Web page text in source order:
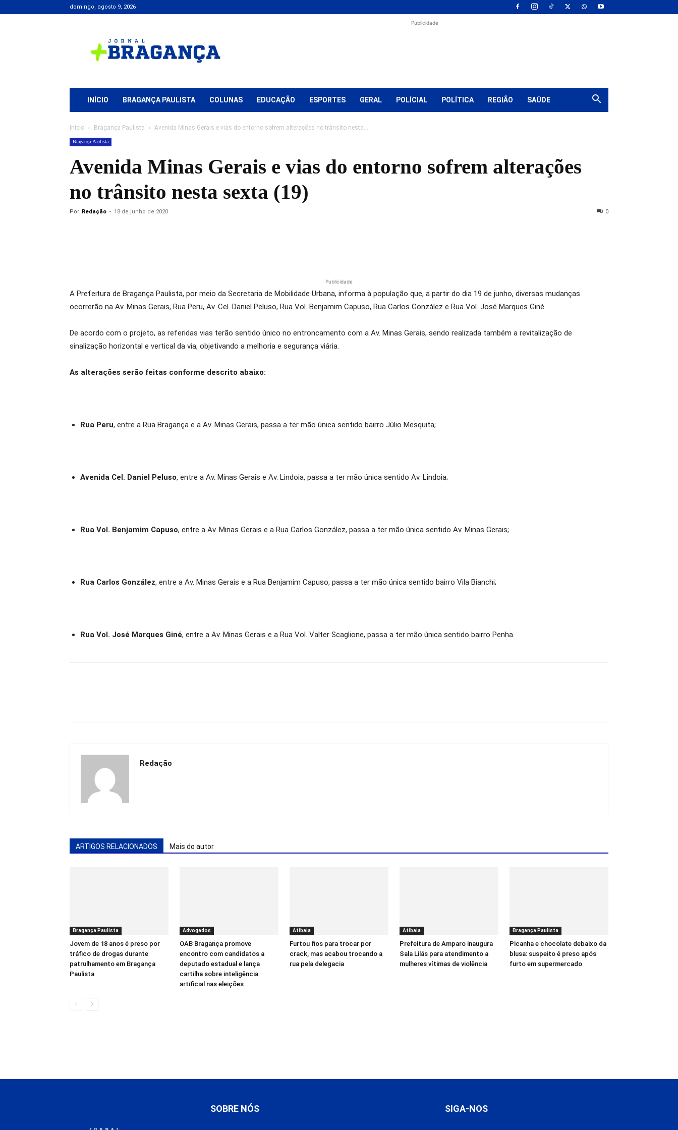
domingo, agosto 9, 2026
+
Bragança
Publicidade
INÍCIO BRAGANÇA PAULISTA COLUNAS EDUCAÇÃO ESPORTES GERAL POLÍCIAL POLÍTICA REGIÃO SAÚDE
Início Bragança Paulista Avenida Minas Gerais e vias do entorno sofrem alterações no trânsito nesta...
Bragança Paulista
Avenida Minas Gerais e vias do entorno sofrem alterações
no trânsito nesta sexta (19)
Por Redação - 18 de junho de 2020 0
Publicidade
A Prefeitura de Bragança Paulista, por meio da Secretaria de Mobilidade Urbana, informa à população que, a partir do dia 19 de junho, diversas mudanças
ocorrerão na Av. Minas Gerais, Rua Peru, Av. Cel. Daniel Peluso, Rua Vol. Benjamim Capuso, Rua Carlos González e Rua Vol. José Marques Giné.
De acordo com o projeto, as referidas vias terão sentido único no entroncamento com a Av. Minas Gerais, sendo realizada também a revitalização de
sinalização horizontal e vertical da via, objetivando a melhoria e segurança viária.
As alterações serão feitas conforme descrito abaixo:
Rua Peru, entre a Rua Bragança e a Av. Minas Gerais, passa a ter mão única sentido bairro Júlio Mesquita;
Avenida Cel. Daniel Peluso, entre a Av. Minas Gerais e Av. Lindoia, passa a ter mão única sentido Av. Lindoia;
Rua Vol. Benjamim Capuso, entre a Av. Minas Gerais e a Rua Carlos González, passa a ter mão única sentido Av. Minas Gerais;
Rua Carlos González, entre a Av. Minas Gerais e a Rua Benjamim Capuso, passa a ter mão única sentido bairro Vila Bianchi;
Rua Vol. José Marques Giné, entre a Av. Minas Gerais e a Rua Vol. Valter Scaglione, passa a ter mão única sentido bairro Penha.
Redação
ARTIGOS RELACIONADOS Mais do autor
Bragança Paulista
Jovem de 18 anos é preso por
tráfico de drogas durante
patrulhamento em Bragança
Paulista
Advogados
OAB Bragança promove
encontro com candidatos a
deputado estadual e lança
cartilha sobre inteligência
artificial nas eleições
Atibaia
Furtou fios para trocar por
crack, mas acabou trocando a
rua pela delegacia
Atibaia
Prefeitura de Amparo inaugura
Sala Lilás para atendimento a
mulheres vítimas de violência
Bragança Paulista
Picanha e chocolate debaixo da
blusa: suspeito é preso após
furto em supermercado
SOBRE NÓS SIGA-NOS